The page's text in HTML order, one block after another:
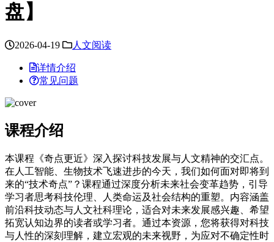
盘】
2026-04-19 人文阅读
详情介绍
常见问题
课程介绍
本课程《奇点更近》深入探讨科技发展与人文精神的交汇点。
在人工智能、生物技术飞速进步的今天，我们如何面对即将到
来的“技术奇点”？课程通过深度分析未来社会变革趋势，引导
学习者思考科技伦理、人类命运及社会结构的重塑。内容涵盖
前沿科技动态与人文社科理论，适合对未来发展感兴趣、希望
拓宽认知边界的读者或学习者。通过本资源，您将获得对科技
与人性的深刻理解，建立宏观的未来视野，为应对不确定性时